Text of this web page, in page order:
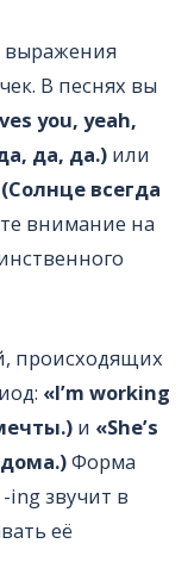
выражения
В песнях вы
you, yeah,
да, да.) или
всегда
внимание на
происходящих
«I’m working
и «She’s
Форма
ing звучит в
её